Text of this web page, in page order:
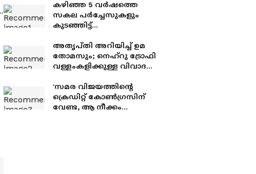
കഴിഞ്ഞ 5 വർഷത്തെ
സകല പർച്ചേസുകളും
കുടഞ്ഞിട്ട്
നിർദേശം; സമഗ്ര
പരിശോധനക്ക് കായിക
വകുപ്പ്, സ്പോർട്സ്
ഉടച്ചുവാർക്കും
അതൃപ്തി അറിയിച്ച് ഉമ
തോമസും; നെഹ്റു ട്രോഫി
വള്ളംകളിക്കുള്ള വിവാദ
എൻടിബിആർ
സൊസൈറ്റി; പുതിയ
ടെൻഡർ വിളിച്ചു
'സമര വിജയത്തിന്റെ
ക്രെഡിറ്റ് കോൺ​ഗ്രസിന്
വേണ്ട, ആ നീക്കം